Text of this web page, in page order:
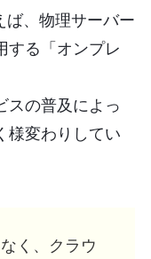
ば、物理サーバー
する「オンプレ
スの普及によっ
様変わりしてい
く、クラウ